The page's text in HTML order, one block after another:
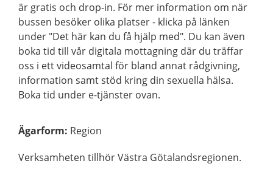
är gratis och drop-in. För mer information om när
bussen besöker olika platser - klicka på länken
under "Det här kan du få hjälp med". Du kan även
boka tid till vår digitala mottagning där du träffar
oss i ett videosamtal för bland annat rådgivning,
information samt stöd kring din sexuella hälsa.
Boka tid under e-tjänster ovan.
Ägarform: Region
Verksamheten tillhör Västra Götalandsregionen.